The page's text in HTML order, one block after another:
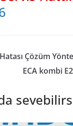
Çözüm
ECA kombi